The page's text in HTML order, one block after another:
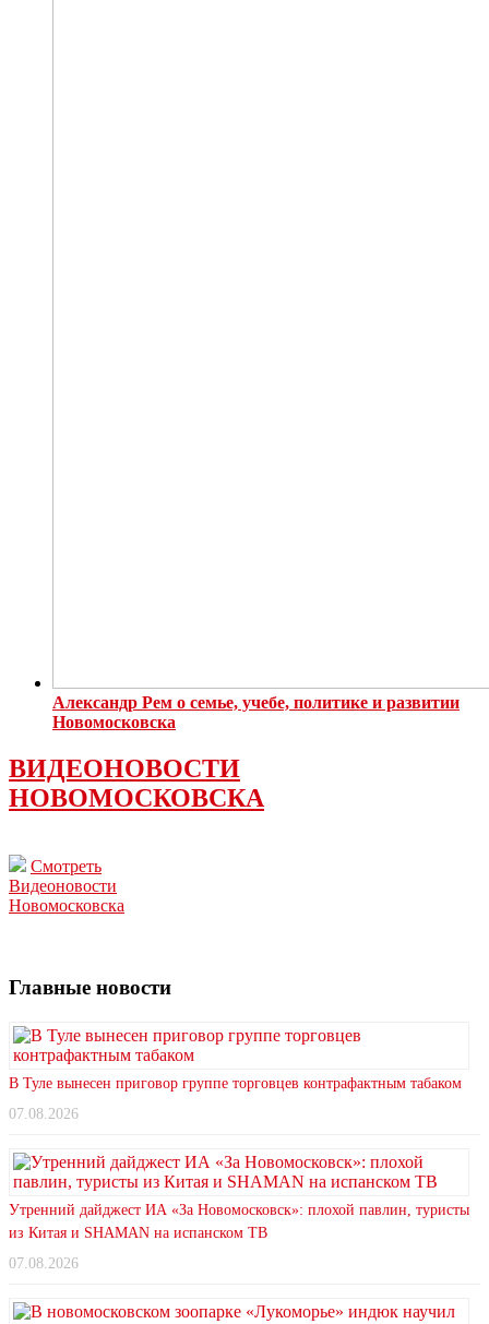
Александр Рем о семье, учебе, политике и развитии
Новомосковска
ВИДЕОНОВОСТИ
НОВОМОСКОВСКА
Смотреть
Видеоновости
Новомосковска
Главные новости
В Туле вынесен приговор группе торговцев контрафактным табаком
07.08.2026
Утренний дайджест ИА «За Новомосковск»: плохой павлин, туристы
из Китая и SHAMAN на испанском ТВ
07.08.2026